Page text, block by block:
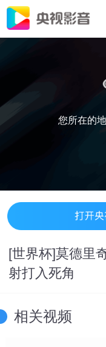
您所在的
[世界杯]莫德里
射打入死角
相关视频